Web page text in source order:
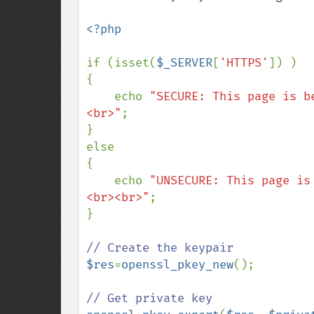
<?php
if (isset($_SERVER[ 'HTTPS' ]) )
{
    echo
"SECURE: This page is
<br>" ;
}
else
{
    echo
"UNSECURE: This
<br><br>" ;
}
$res=openssl_pkey_new();